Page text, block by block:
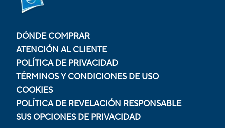
DÓNDE COMPRAR
ATENCIÓN AL CLIENTE
POLÍTICA DE PRIVACIDAD
TÉRMINOS Y CONDICIONES DE USO
COOKIES
POLÍTICA DE REVELACIÓN RESPONSABLE
SUS OPCIONES DE PRIVACIDAD